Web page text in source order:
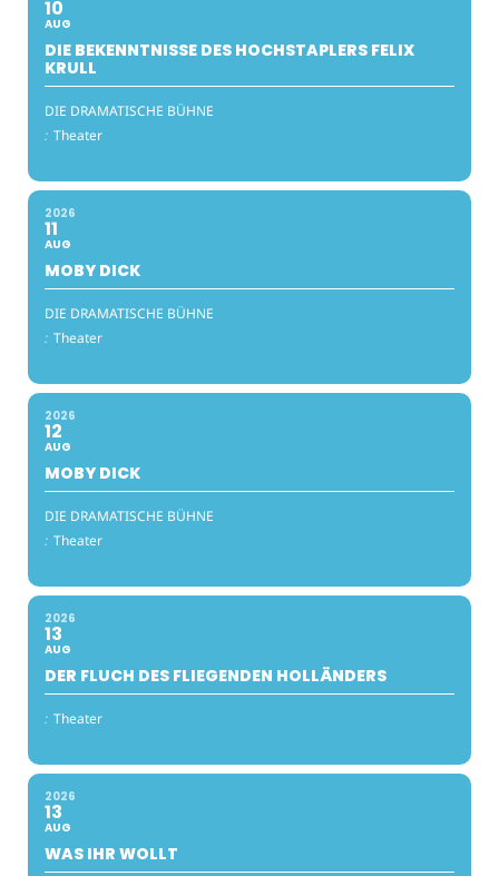
10
AUG
DIE BEKENNTNISSE DES HOCHSTAPLERS FELIX
KRULL
DIE DRAMATISCHE BÜHNE
: Theater
2026
11
AUG
MOBY DICK
DIE DRAMATISCHE BÜHNE
: Theater
2026
12
AUG
MOBY DICK
DIE DRAMATISCHE BÜHNE
: Theater
2026
13
AUG
DER FLUCH DES FLIEGENDEN HOLLÄNDERS
: Theater
2026
13
AUG
WAS IHR WOLLT